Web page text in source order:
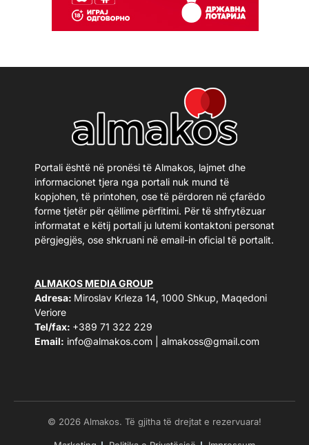
Portali është në pronësi të Almakos, lajmet dhe
informacionet tjera nga portali nuk mund të
kopjohen, të printohen, ose të përdoren në çfarëdo
forme tjetër për qëllime përfitimi. Për të shfrytëzuar
informatat e këtij portali ju lutemi kontaktoni personat
përgjegjës, ose shkruani në email-in oficial të portalit.
ALMAKOS MEDIA GROUP
Adresa: Miroslav Krleza 14, 1000 Shkup, Maqedoni
Veriore
Tel/fax: +389 71 322 229
Email: info@almakos.com almakoss@gmail.com
© 2026 Almakos. Të gjitha të drejtat e rezervuara!